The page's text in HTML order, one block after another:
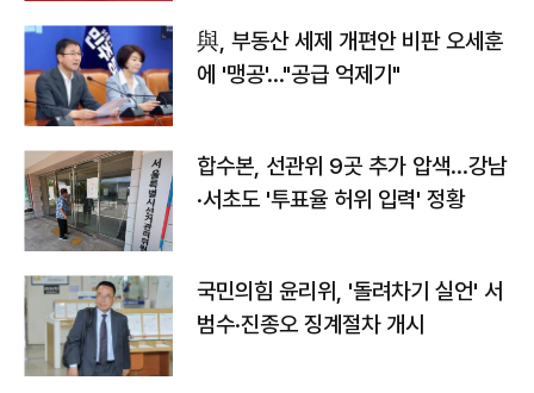
與, 부동산 세제 개편안 비판 오세훈
에 '맹공'…"공급 억제기"
합수본, 선관위 9곳 추가 압색…강남
·서초도 '투표율 허위 입력' 정황
국민의힘 윤리위, '돌려차기 실언' 서
범수·진종오 징계절차 개시